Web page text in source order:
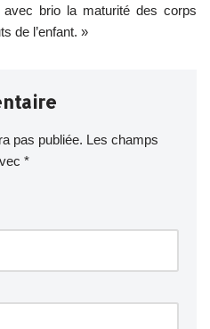
brio la maturité des corps
de l’enfant. »
pas publiée. Les champs
*